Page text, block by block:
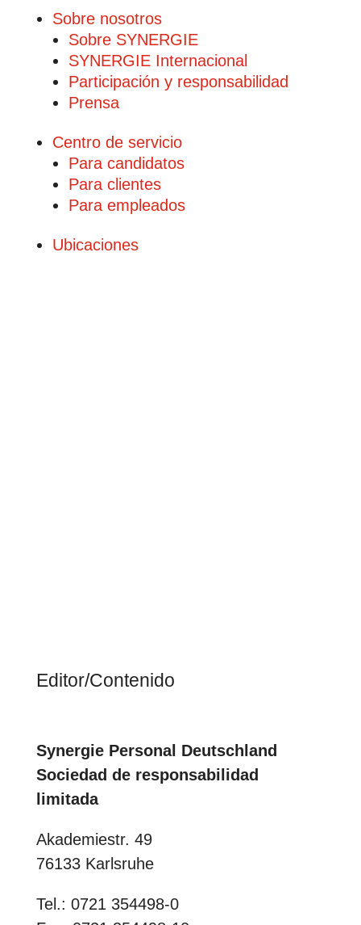
Sobre nosotros
Sobre SYNERGIE
SYNERGIE Internacional
Participación y responsabilidad
Prensa
Centro de servicio
Para candidatos
Para clientes
Para empleados
Ubicaciones
Editor/Contenido
Synergie Personal Deutschland
Sociedad de responsabilidad
limitada
Akademiestr. 49
76133 Karlsruhe
Tel.: 0721 354498-0